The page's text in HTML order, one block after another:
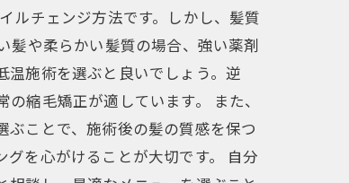
ルチェンジ方法です。しかし、髪質
髪や柔らかい髪質の場合、強い薬剤
施術を選ぶと良いでしょう。逆
縮毛矯正が適しています。 また、
ことで、施術後の髪の質感を保つ
を心がけることが大切です。 自分